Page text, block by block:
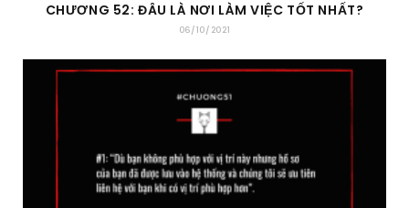
CHƯƠNG 52: ĐÂU LÀ NƠI LÀM VIỆC TỐT NHẤT?
06/10/2021